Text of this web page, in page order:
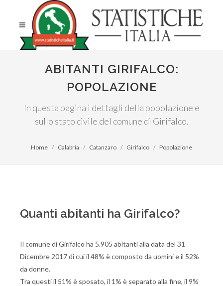
ABITANTI GIRIFALCO:
POPOLAZIONE
In questa pagina i dettagli della popolazione e
sullo stato civile del comune di Girifalco.
Home Calabria Catanzaro Girifalco Popolazione
Quanti abitanti ha Girifalco?
Il comune di Girifalco ha 5.905 abitanti alla data del 31
Dicembre 2017 di cui il 48% è composto da uomini e il 52%
da donne.
Tra questi il 51% è sposato, il 1% è separato alla fine, il 9%